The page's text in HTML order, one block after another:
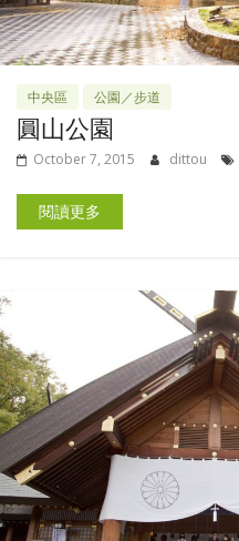
中央區 公園／步道
圓山公園
October 7, 2015 dittou
閱讀更多